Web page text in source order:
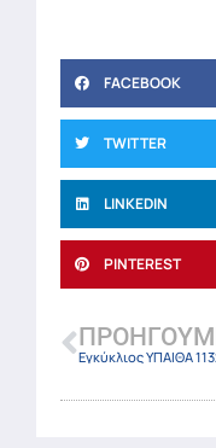
FACEBOOK
TWITTER
LINKEDIN
PINTEREST